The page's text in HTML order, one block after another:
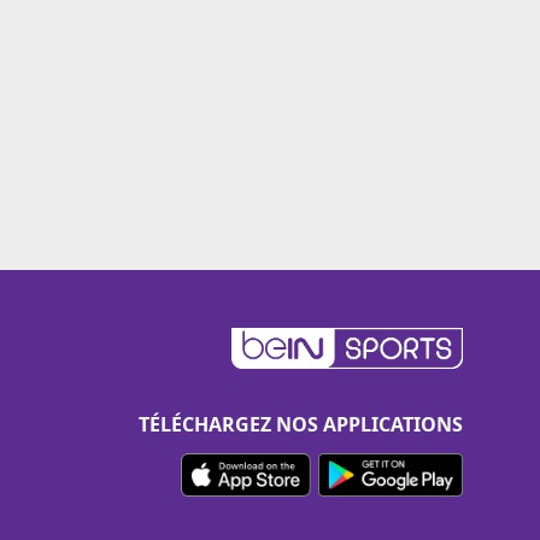
TÉLÉCHARGEZ NOS APPLICATIONS